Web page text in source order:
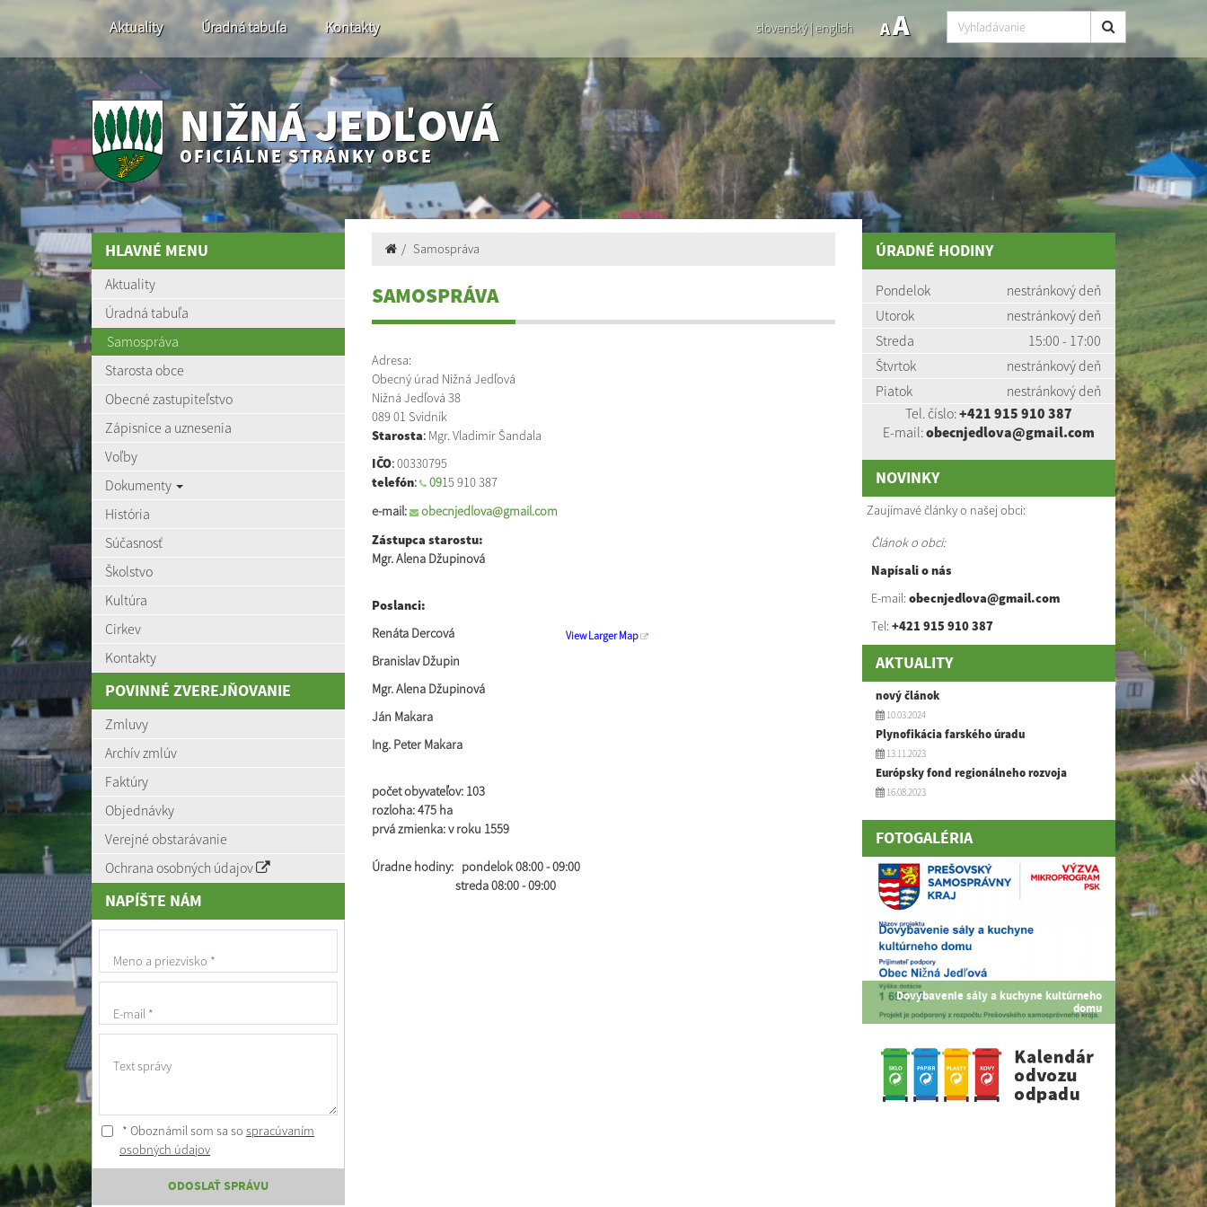
Aktuality Úradná tabuľa Kontakty slovenský| english AA
NIŽNÁ JEDĽOVÁ
OFICIÁLNE STRÁNKY OBCE
HLAVNÉ MENU
Aktuality
Úradná tabuľa
Samospráva
Starosta obce
Obecné zastupiteľstvo
Zápisnice a uznesenia
Voľby
Dokumenty
História
Súčasnosť
Školstvo
Kultúra
Cirkev
Kontakty
POVINNÉ ZVEREJŇOVANIE
Zmluvy
Archív zmlúv
Faktúry
Objednávky
Verejné obstarávanie
Ochrana osobných údajov
NAPÍŠTE NÁM
Meno a priezvisko *
E-mail *
Text správy
* Oboznámil som sa so spracúvaním
osobných údajov
ODOSLAŤ SPRÁVU
Samospráva
SAMOSPRÁVA
View Larger Map
Adresa:
Obecný úrad Nižná Jedľová
Nižná Jedľová 38
089 01 Svidník
Starosta: Mgr. Vladimír Šandala
IČO:00330795
telefón: 0915 910 387
e-mail:
obecnjedlova@gmail.com
Zástupca starostu:
Mgr. Alena Džupinová
Poslanci:
Renáta Dercová
Branislav Džupin
Mgr. Alena Džupinová
Ján Makara
Ing. Peter Makara
počet obyvateľov:103
rozloha:475 ha
prvá zmienka:v roku 1559
Úradne hodiny:pondelok 08:00 - 09:00
streda 08:00 - 09:00
ÚRADNÉ HODINY
Pondelok
nestránkový deň
Utorok
nestránkový deň
Streda
15:00 - 17:00
Štvrtok
nestránkový deň
Piatok
nestránkový deň
Tel. číslo:+421 915 910 387
E-mail:obecnjedlova@gmail.com
NOVINKY
Zaujímavé články o našej obci:
Článok o obci:
Napísali o nás
E-mail:obecnjedlova@gmail.com
Tel:+421 915 910 387
AKTUALITY
nový článok
10.03.2024
Plynofikácia farského úradu
13.11.2023
Európsky fond regionálneho rozvoja
16.08.2023
FOTOGALÉRIA
Dovybavenie sály a kuchyne kultúrneho
domu